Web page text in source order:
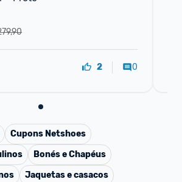
2 0
Cupons Netshoes
Bonés e Chapéus
Jaquetas e casacos